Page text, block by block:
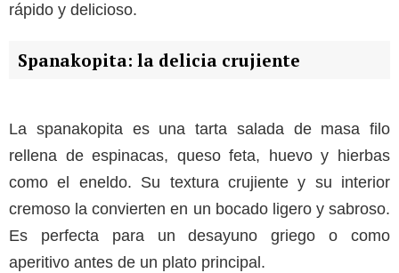
rápido y delicioso.
Spanakopita: la delicia crujiente
La spanakopita es una tarta salada de masa filo
rellena de espinacas, queso feta, huevo y hierbas
como el eneldo. Su textura crujiente y su interior
cremoso la convierten en un bocado ligero y sabroso.
Es perfecta para un desayuno griego o como
aperitivo antes de un plato principal.